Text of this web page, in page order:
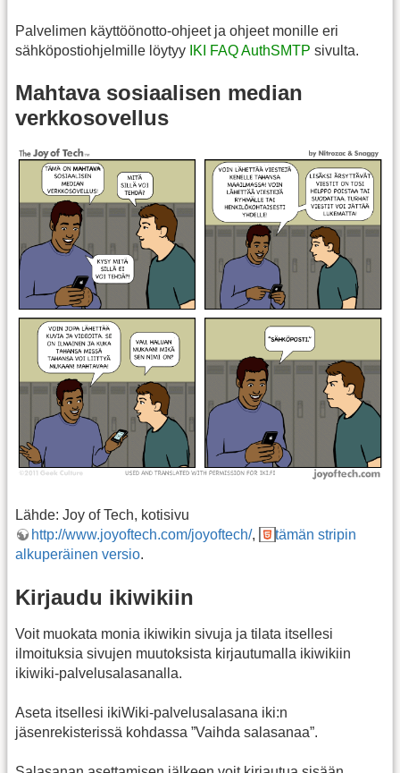
Palvelimen käyttöönotto-ohjeet ja ohjeet monille eri
sähköpostiohjelmille löytyy IKI FAQ AuthSMTP sivulta.
Mahtava sosiaalisen median
verkkosovellus
Lähde: Joy of Tech, kotisivu
http://www.joyoftech.com/joyoftech/,
tämän stripin
alkuperäinen versio.
Kirjaudu ikiwikiin
Voit muokata monia ikiwikin sivuja ja tilata itsellesi
ilmoituksia sivujen muutoksista kirjautumalla ikiwikiin
ikiwiki-palvelusalasanalla.
Aseta itsellesi ikiWiki-palvelusalasana iki:n
jäsenrekisterissä kohdassa ”Vaihda salasanaa”.